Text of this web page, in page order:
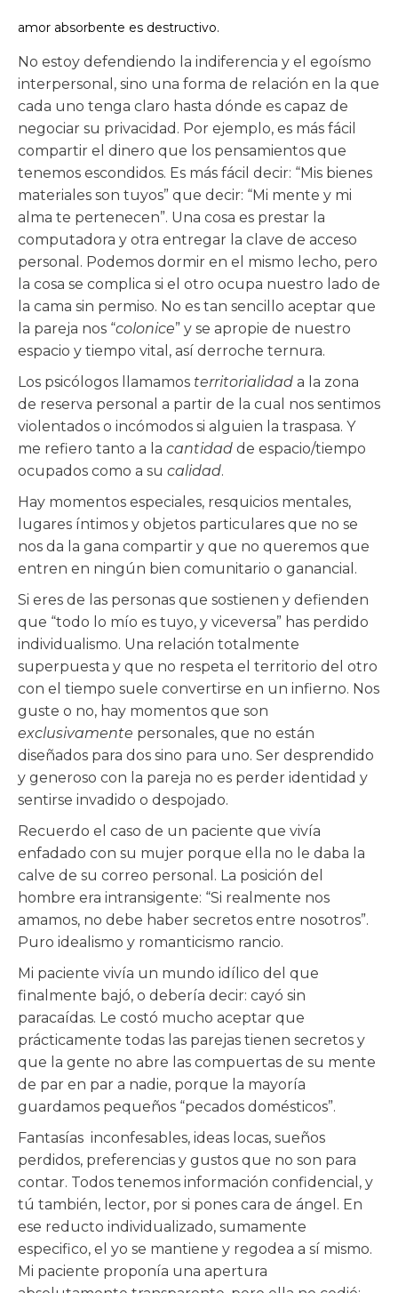
amor absorbente es destructivo.
No estoy defendiendo la indiferencia y el egoísmo
interpersonal, sino una forma de relación en la que
cada uno tenga claro hasta dónde es capaz de
negociar su privacidad. Por ejemplo, es más fácil
compartir el dinero que los pensamientos que
tenemos escondidos. Es más fácil decir: “Mis bienes
materiales son tuyos” que decir: “Mi mente y mi
alma te pertenecen”. Una cosa es prestar la
computadora y otra entregar la clave de acceso
personal. Podemos dormir en el mismo lecho, pero
la cosa se complica si el otro ocupa nuestro lado de
la cama sin permiso. No es tan sencillo aceptar que
la pareja nos “colonice” y se apropie de nuestro
espacio y tiempo vital, así derroche ternura.
Los psicólogos llamamos territorialidad a la zona
de reserva personal a partir de la cual nos sentimos
violentados o incómodos si alguien la traspasa. Y
me refiero tanto a la cantidad de espacio/tiempo
ocupados como a su calidad.
Hay momentos especiales, resquicios mentales,
lugares íntimos y objetos particulares que no se
nos da la gana compartir y que no queremos que
entren en ningún bien comunitario o ganancial.
Si eres de las personas que sostienen y defienden
que “todo lo mío es tuyo, y viceversa” has perdido
individualismo. Una relación totalmente
superpuesta y que no respeta el territorio del otro
con el tiempo suele convertirse en un infierno. Nos
guste o no, hay momentos que son
exclusivamente personales, que no están
diseñados para dos sino para uno. Ser desprendido
y generoso con la pareja no es perder identidad y
sentirse invadido o despojado.
Recuerdo el caso de un paciente que vivía
enfadado con su mujer porque ella no le daba la
calve de su correo personal. La posición del
hombre era intransigente: “Si realmente nos
amamos, no debe haber secretos entre nosotros”.
Puro idealismo y romanticismo rancio.
Mi paciente vivía un mundo idílico del que
finalmente bajó, o debería decir: cayó sin
paracaídas. Le costó mucho aceptar que
prácticamente todas las parejas tienen secretos y
que la gente no abre las compuertas de su mente
de par en par a nadie, porque la mayoría
guardamos pequeños “pecados domésticos”.
Fantasías inconfesables, ideas locas, sueños
perdidos, preferencias y gustos que no son para
contar. Todos tenemos información confidencial, y
tú también, lector, por si pones cara de ángel. En
ese reducto individualizado, sumamente
especifico, el yo se mantiene y regodea a sí mismo.
Mi paciente proponía una apertura